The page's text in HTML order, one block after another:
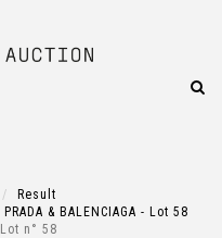
Result
PRADA & BALENCIAGA - Lot 58
Lot n° 58